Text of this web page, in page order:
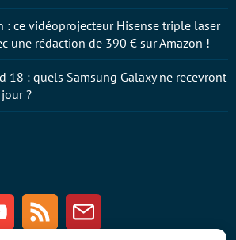
Youtube RSS Newsletter
: ce vidéoprojecteur Hisense triple laser
une rédaction de 390 € sur Amazon !
18 : quels Samsung Galaxy ne recevront
?